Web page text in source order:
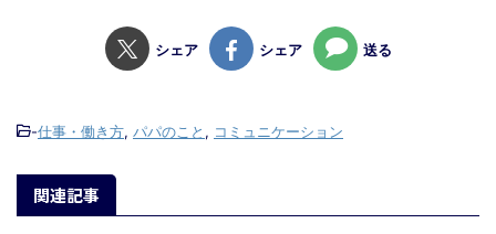
シェア シェア 送る
-仕事・働き方, パパのこと , コミュニケーション
関連記事